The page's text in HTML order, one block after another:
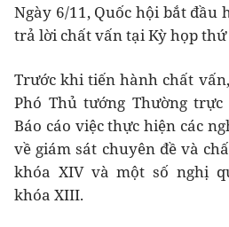
Ngày 6/11, Quốc hội bắt đầu
trả lời chất vấn tại Kỳ họp thứ
Trước khi tiến hành chất
Phó Thủ tướng Thường
Báo cáo việc thực hiện các
về giám sát chuyên đề và
khóa XIV và một số nghị
khóa XIII.